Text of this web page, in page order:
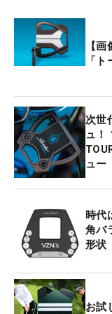
【
「
次世
ュ！
ュー
時代
角バ
形状
お試